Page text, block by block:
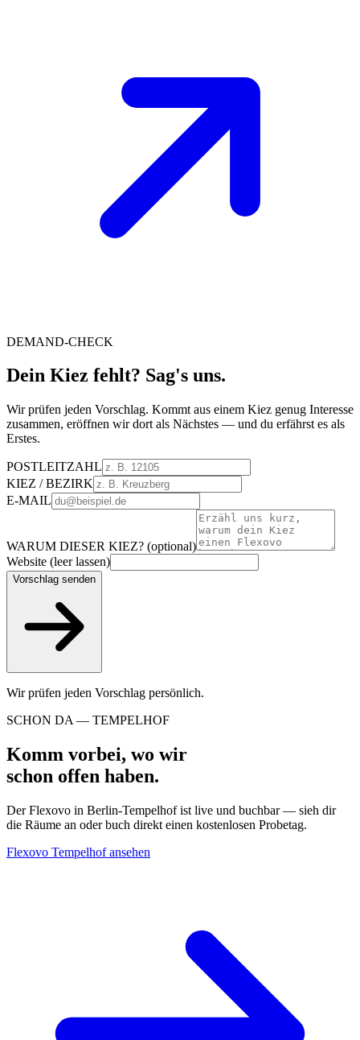
DEMAND-CHECK
Dein Kiez fehlt? Sag's uns.
Wir prüfen jeden Vorschlag. Kommt aus einem Kiez genug Interesse
zusammen, eröffnen wir dort als Nächstes — und du erfährst es als
Erstes.
POSTLEITZAHL
KIEZ / BEZIRK
E-MAIL
WARUM DIESER KIEZ? (optional)
Website (leer lassen)
Vorschlag senden
Wir prüfen jeden Vorschlag persönlich.
SCHON DA — TEMPELHOF
Komm vorbei, wo wir
schon offen haben.
Der Flexovo in Berlin-Tempelhof ist live und buchbar — sieh dir
die Räume an oder buch direkt einen kostenlosen Probetag.
Flexovo Tempelhof ansehen